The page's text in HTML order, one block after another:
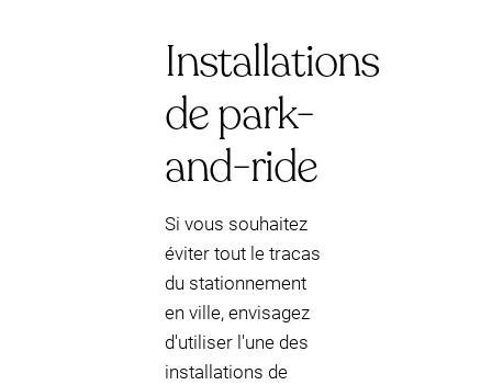
Installations
de park-
and-ride
Si vous souhaitez
éviter tout le tracas
du stationnement
en ville, envisagez
d'utiliser l'une des
installations de